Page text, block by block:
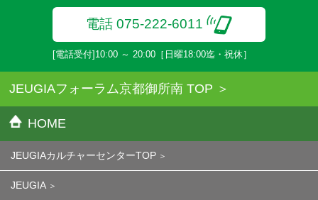
電話 075-222-6011
[電話受付]10:00 ～ 20:00［日曜18:00迄・祝休］
JEUGIAフォーラム京都御所南 TOP
HOME
JEUGIAカルチャーセンターTOP
JEUGIA